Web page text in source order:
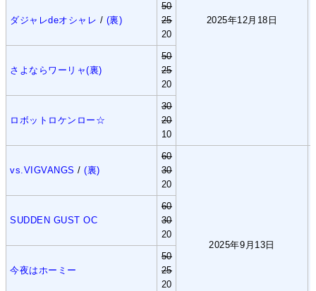
2025年12月18日
ダジャレdeオシャレ / (裏)
50
25
20
さよならワーリャ(裏)
50
25
20
ロボットロケンロー☆
30
20
10
vs.VIGVANGS /(裏)
60
30
20
2025年9月13日
SUDDEN GUST OC
60
30
20
今夜はホーミー
50
25
20